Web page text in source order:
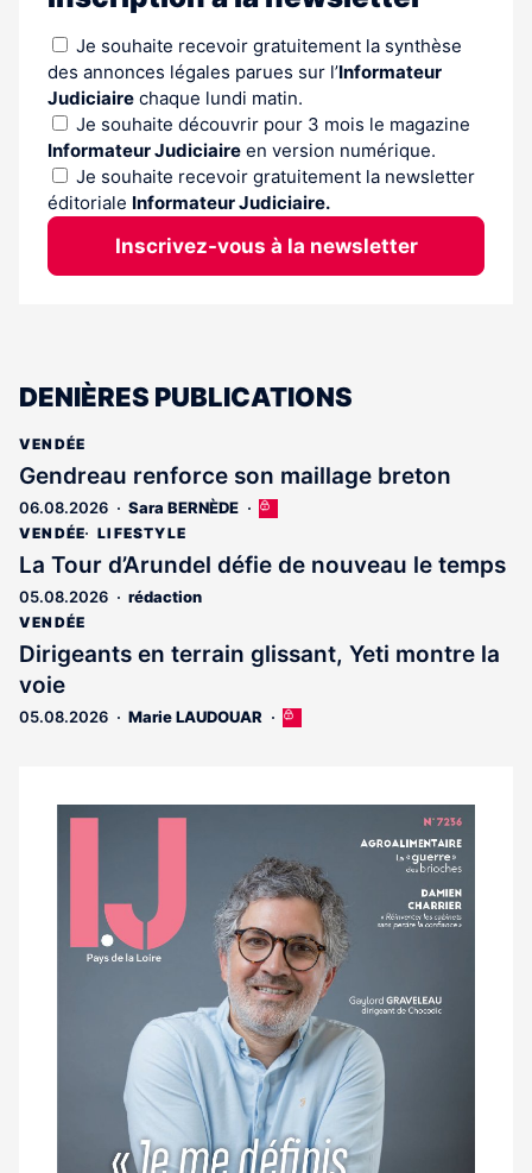
Je souhaite recevoir gratuitement la synthèse
des annonces légales parues sur l’Informateur
Judiciaire chaque lundi matin.
Je souhaite découvrir pour 3 mois le magazine
Informateur Judiciaire en version numérique.
Je souhaite recevoir gratuitement la newsletter
éditoriale Informateur Judiciaire.
Inscrivez-vous à la newsletter
DENIÈRES PUBLICATIONS
VENDÉE
Gendreau renforce son maillage breton
06.08.2026 Sara BERNÈDE
Cet
réservé
VENDÉE LIFESTYLE
La Tour d’Arundel défie de nouveau le temps
05.08.2026 rédaction
VENDÉE
Dirigeants en terrain glissant, Yeti montre la
voie
05.08.2026 Marie LAUDOUAR
Cet
aux
Notre
magazine